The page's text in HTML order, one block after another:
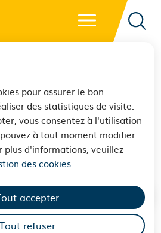
pour assurer le bon
des statistiques de visite.
vous consentez à l'utilisation
à tout moment modifier
plus d'informations, veuillez
des cookies.
accepter
Tout refuser
Département - Retour à l'accueil
enfant